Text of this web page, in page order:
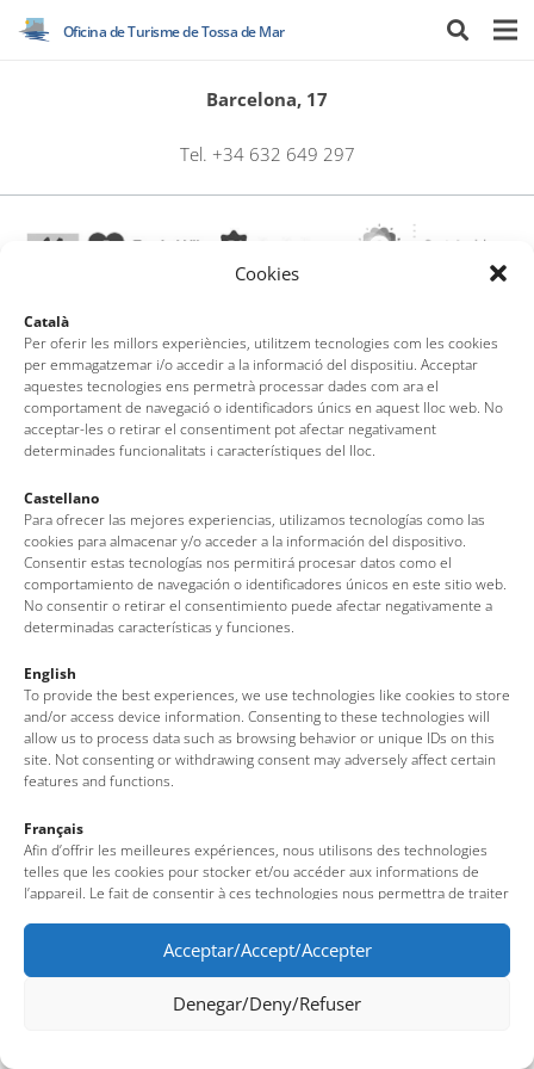
Cookies
Català
Per oferir les millors experiències, utilitzem tecnologies com les cookies
per emmagatzemar i/o accedir a la informació del dispositiu. Acceptar
aquestes tecnologies ens permetrà processar dades com ara el
comportament de navegació o identificadors únics en aquest lloc web. No
acceptar-les o retirar el consentiment pot afectar negativament
determinades funcionalitats i característiques del lloc.
Castellano
Para ofrecer las mejores experiencias, utilizamos tecnologías como las
cookies para almacenar y/o acceder a la información del dispositivo.
Consentir estas tecnologías nos permitirá procesar datos como el
comportamiento de navegación o identificadores únicos en este sitio web.
No consentir o retirar el consentimiento puede afectar negativamente a
determinadas características y funciones.
English
To provide the best experiences, we use technologies like cookies to store
and/or access device information. Consenting to these technologies will
allow us to process data such as browsing behavior or unique IDs on this
site. Not consenting or withdrawing consent may adversely affect certain
features and functions.
Français
Afin d’offrir les meilleures expériences, nous utilisons des technologies
telles que les cookies pour stocker et/ou accéder aux informations de
l’appareil. Le fait de consentir à ces technologies nous permettra de traiter
uniques sur ce site. Le fait de ne pas consentir ou de retirer son
consentement peut avoir un effet négatif sur certaines fonctionnalités et
caractéristiques du site.
Acceptar/Accept/Accepter
Denegar/Deny/Refuser
Oficina de Turisme de Tossa de Mar
Barcelona, 17
Tel. +34 632 649 297
Oficina de Turisme de Tossa de Mar
Av. del Pelegrí, 25 – Edifici La Nau · 17320 – Tossa de Mar
(Girona – Costa Brava)
Tel: + 00 34 972 340 108 · Mail: info@visittossa.com
Nota legal